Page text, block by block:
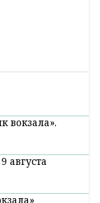
вокзала».
августа